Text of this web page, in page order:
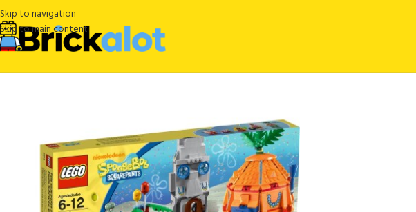
Skip to navigation
Skip to main content